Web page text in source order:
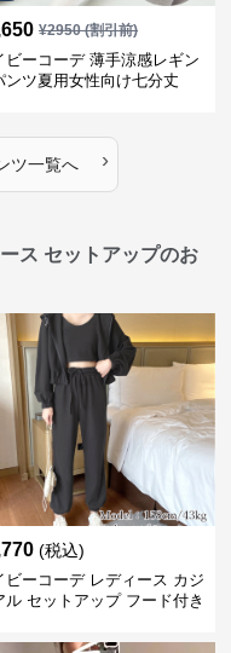
¥2950(割引前)
ビーコーデ 薄手涼感レギン
ンツ夏用女性向け七分丈
ツ一覧へ ›
ス セットアップのお
(税込)
ビーコーデ レディース カジ
ル セットアップ フード付き